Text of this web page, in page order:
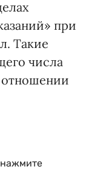
при
Такие
числа
отношении